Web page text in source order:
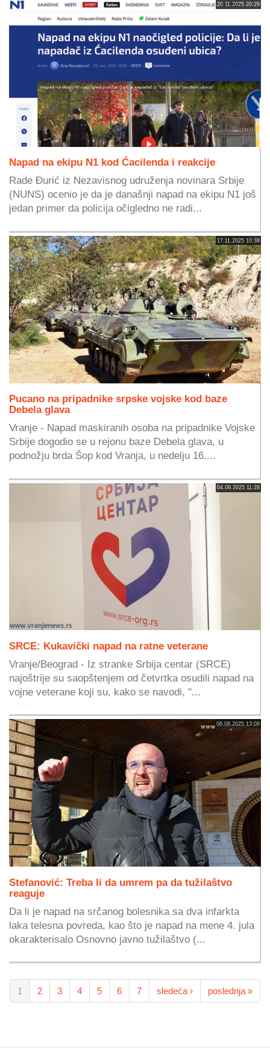
20.11.2025 20:29
Napad na ekipu N1 kod Ćacilenda i reakcije
Rade Đurić iz Nezavisnog udruženja novinara Srbije
(NUNS) ocenio je da je današnji napad na ekipu N1 još
jedan primer da policija očigledno ne radi...
17.11.2025 10:38
Pucano na pripadnike srpske vojske kod baze
Debela glava
Vranje - Napad maskiranih osoba na pripadnike Vojske
Srbije dogodio se u rejonu baze Debela glava, u
podnožju brda Šop kod Vranja, u nedelju 16....
04.09.2025 11:28
SRCE: Kukavički napad na ratne veterane
Vranje/Beograd - Iz stranke Srbija centar (SRCE)
najoštrije su saopštenjem od četvrtka osudili napad na
vojne veterane koji su, kako se navodi, "...
06.08.2025 13:09
Stefanović: Treba li da umrem pa da tužilaštvo
reaguje
Da li je napad na srčanog bolesnika sa dva infarkta
laka telesna povreda, kao što je napad na mene 4. jula
okarakterisalo Osnovno javno tužilaštvo (...
1 2 3 4 5 6 7 sledeća › poslednja »